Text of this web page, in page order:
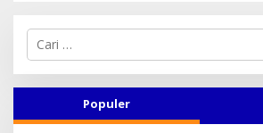
C
i
n
Populer